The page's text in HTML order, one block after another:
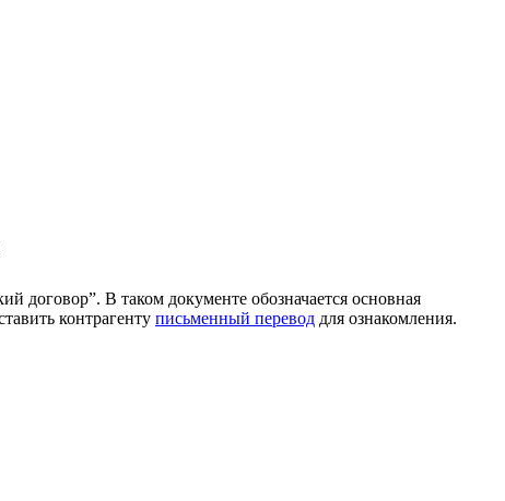
договор”. В таком документе обозначается основная
контрагенту письменный перевод для ознакомления.